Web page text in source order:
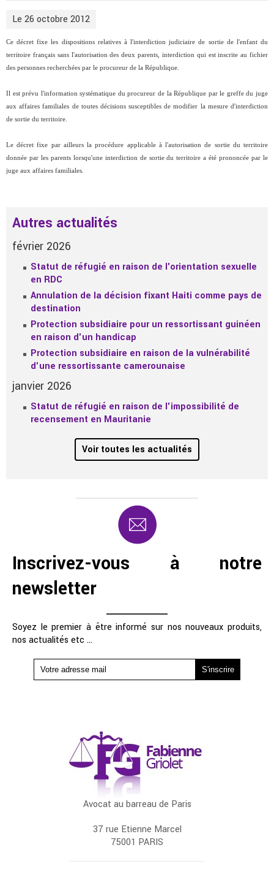
Le 26 octobre 2012
Ce décret fixe les dispositions relatives à l'interdiction judiciaire de sortie de l'enfant du
territoire français sans l'autorisation des deux parents, interdiction qui est inscrite au fichier
des personnes recherchées par le procureur de la République.
Il est prévu l'information systématique du procureur de la République par le greffe du juge
aux affaires familiales de toutes décisions susceptibles de modifier la mesure d'interdiction
de sortie du territoire.
Le décret fixe par ailleurs la procédure applicable à l'autorisation de sortie du territoire
donnée par les parents lorsqu'une interdiction de sortie du territoire a été prononcée par le
juge aux affaires familiales.
Autres actualités
février 2026
Statut de réfugié en raison de l'orientation sexuelle
en RDC
Annulation de la décision fixant Haiti comme pays de
destination
Protection subsidiaire pour un ressortissant guinéen
en raison d'un handicap
Protection subsidiaire en raison de la vulnérabilité
d'une ressortissante camerounaise
janvier 2026
Statut de réfugié en raison de l'impossibilité de
recensement en Mauritanie
Voir toutes les actualités
Inscrivez-vous à notre
newsletter
Soyez le premier à être informé sur nos nouveaux produits,
nos actualités etc ...
Avocat au barreau de Paris
37 rue Etienne Marcel
75001 PARIS